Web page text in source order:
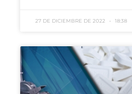
27 DE DICIEMBRE DE 2022 18:38